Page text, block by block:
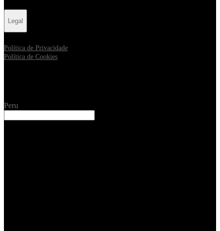
Legal
Política de Privacidade
Política de Cookies
Peru